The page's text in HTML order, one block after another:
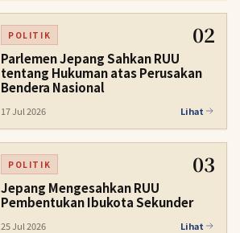
POLITIK 02
Parlemen Jepang Sahkan RUU
tentang Hukuman atas Perusakan
Bendera Nasional
17 Jul 2026 Lihat
POLITIK 03
Jepang Mengesahkan RUU
Pembentukan Ibukota Sekunder
25 Jul 2026 Lihat